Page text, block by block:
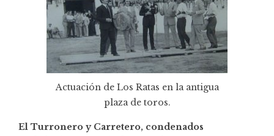
Actuación de Los Ratas en la antigua
plaza de toros.
El Turronero y Carretero, condenados